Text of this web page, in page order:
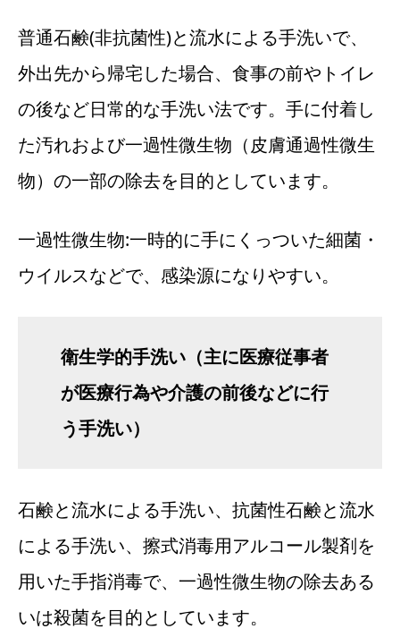
普通石鹸(非抗菌性)と流水による手洗いで、
外出先から帰宅した場合、食事の前やトイレ
の後など日常的な手洗い法です。手に付着し
た汚れおよび一過性微生物（皮膚通過性微生
物）の一部の除去を目的としています。
一過性微生物:一時的に手にくっついた細菌・
ウイルスなどで、感染源になりやすい。
衛生学的手洗い（主に医療従事者
が医療行為や介護の前後などに行
う手洗い）
石鹸と流水による手洗い、抗菌性石鹸と流水
による手洗い、擦式消毒用アルコール製剤を
用いた手指消毒で、一過性微生物の除去ある
いは殺菌を目的としています。